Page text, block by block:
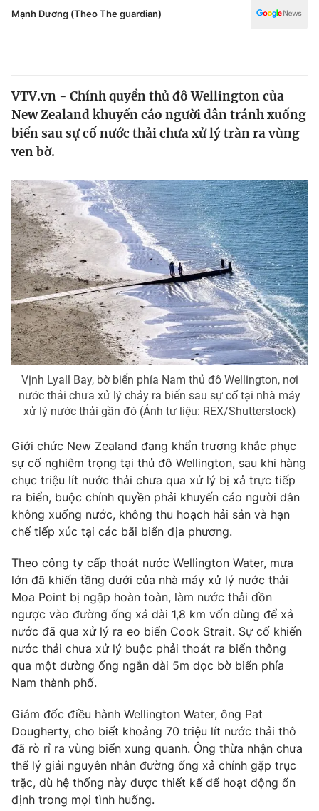
Pháp luật
Thế giới
Tin tức
Thế giới đó đây
Câu chuyện quốc tế
Kinh tế
Thị trường
Góc doanh nghiệp
Dữ liệu và đời sống
Truyền hình
Phim VTV
Hậu trường
Nhân vật
Khán giả
Giải sao mai
Giải trí
Điện ảnh
Âm nhạc
Sao
Đời sống
Du lịch
Làm đẹp
Chất lượng cuộc sống
Giáo dục
Tuyển sinh
Học trực tuyến
Công nghệ
Hitech Công nghệ tương lai
Sản phẩm
Thị trường
Tư vấn
Lịch phát sóng
Chuyên mục khác
Photo Infographic
Video Shorts video
VTV Money VTV Thể thao
VTV Sức khoẻ Bất động sản
Thị trường 24h Tấm lòng Việt
VTV4
Công nghệ
Mạnh Dương (Theo The guardian)
VTV.vn - Chính quyền thủ đô Wellington của
New Zealand khuyến cáo người dân tránh xuống
biển sau sự cố nước thải chưa xử lý tràn ra vùng
ven bờ.
Vịnh Lyall Bay, bờ biển phía Nam thủ đô Wellington, nơi
nước thải chưa xử lý chảy ra biển sau sự cố tại nhà máy
xử lý nước thải gần đó (Ảnh tư liệu: REX/Shutterstock)
Giới chức New Zealand đang khẩn trương khắc phục
sự cố nghiêm trọng tại thủ đô Wellington, sau khi hàng
chục triệu lít nước thải chưa qua xử lý bị xả trực tiếp
ra biển, buộc chính quyền phải khuyến cáo người dân
không xuống nước, không thu hoạch hải sản và hạn
chế tiếp xúc tại các bãi biển địa phương.
Theo công ty cấp thoát nước Wellington Water, mưa
lớn đã khiến tầng dưới của nhà máy xử lý nước thải
Moa Point bị ngập hoàn toàn, làm nước thải dồn
ngược vào đường ống xả dài 1,8 km vốn dùng để xả
nước đã qua xử lý ra eo biển Cook Strait. Sự cố khiến
nước thải chưa xử lý buộc phải thoát ra biển thông
qua một đường ống ngắn dài 5m dọc bờ biển phía
Nam thành phố.
Giám đốc điều hành Wellington Water, ông Pat
Dougherty, cho biết khoảng 70 triệu lít nước thải thô
đã rò rỉ ra vùng biển xung quanh. Ông thừa nhận chưa
thể lý giải nguyên nhân đường ống xả chính gặp trục
trặc, dù hệ thống này được thiết kế để hoạt động ổn
định trong mọi tình huống.